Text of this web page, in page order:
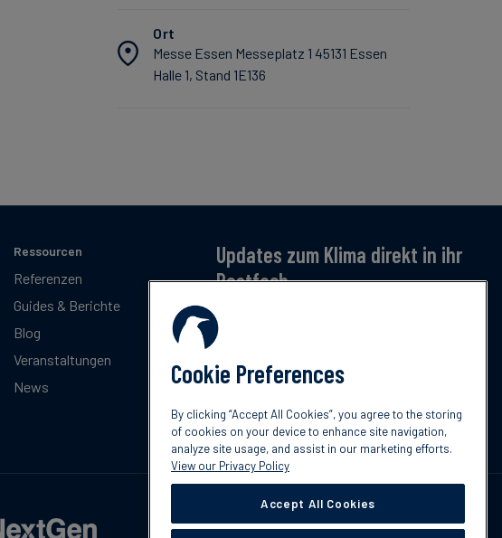
Ort
Messe Essen Messeplatz 1 45131 Essen
Halle 1, Stand 1E136
Ressourcen
Referenzen
Guides & Berichte
Blog
Veranstaltungen
News
Updates zum Klima direkt in ihr
Postfach
Jetzt anmelden – für monatliche Updates zu
Klimatrends, Regulierung und Innovation.
Jetzt abonnieren
Cookie Preferences
By clicking “Accept All Cookies”, you agree to the storing
of cookies on your device to enhance site navigation,
analyze site usage, and assist in our marketing efforts.
View our Privacy Policy
Accept All Cookies